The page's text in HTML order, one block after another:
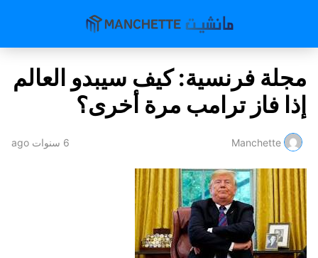
مجلة فرنسية: كيف سيبدو العالم
إذا فاز ترامب مرة أخرى؟
Manchette 6 سنوات ago